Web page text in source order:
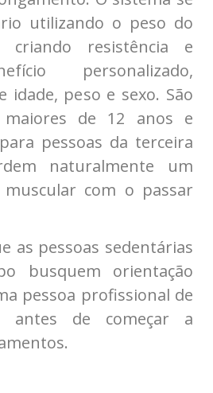
utilizando o peso do
criando resistência e
personalizado,
idade, peso e sexo. São
maiores de 12 anos e
pessoas da terceira
naturalmente um
com o passar
as pessoas sedentárias
busquem orientação
pessoa profissional de
antes de começar a